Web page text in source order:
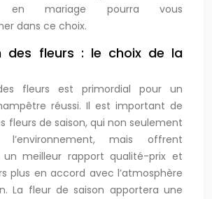
en mariage pourra vous
dans ce choix.
des fleurs : le choix de la
fleurs est primordial pour un
réussi. Il est important de
fleurs de saison, qui non seulement
l’environnement, mais offrent
un meilleur rapport qualité-prix et
plus en accord avec l’atmosphère
La fleur de saison apportera une